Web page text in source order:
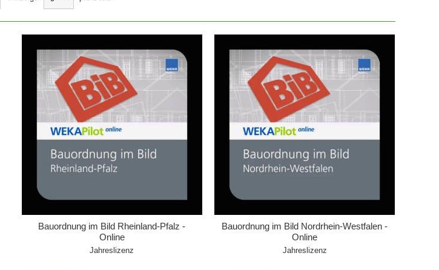
Bauordnung im Bild Rheinland-Pfalz -
Online
Jahreslizenz
IN DEN WARENKORB
Bauordnung im Bild Nordrhein-Westfalen -
Online
Jahreslizenz
IN DEN WARENKORB